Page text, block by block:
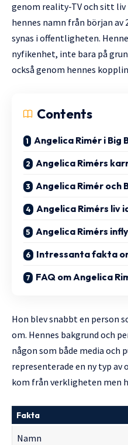
genom reality-TVoch sitt liv
hennes namn från början av
synas i offentligheten.
nyfikenhet, inte bara på
också genom hennes
Contents
Angelica Rimér i Big
Angelica Rimérs
Angelica Rimér och
Angelica Rimérs liv
Angelica Rimérs
Intressanta fakta
FAQ om Angelica
Hon blev snabbt en person
om. Hennes bakgrund och
någon som både media och
representerade en ny typ
kom från verkligheten men
Fakta
Namn